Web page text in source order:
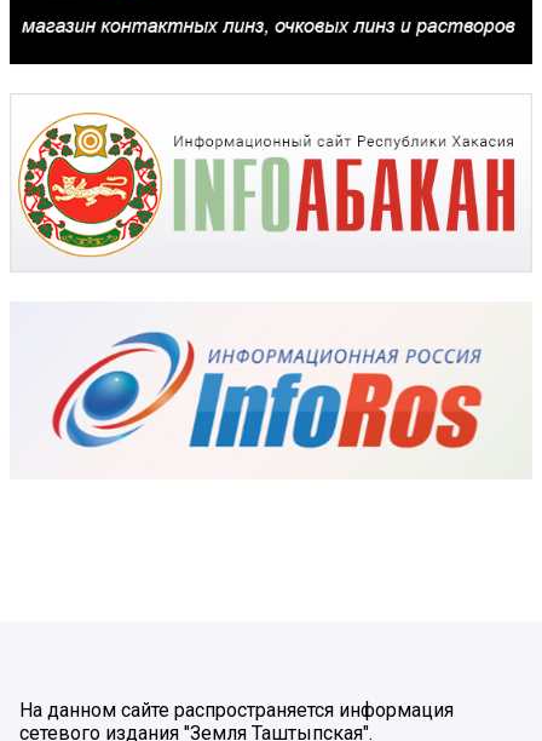
На данном сайте распространяется информация
сетевого издания "Земля Таштыпская".